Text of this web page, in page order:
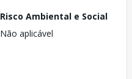
Risco Ambiental e Social
Não aplicável